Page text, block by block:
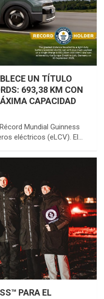
UN TÍTULO
693,38 KM CON
CAPACIDAD
Mundial Guinness
eléctricos (eLCV). El…
PARA EL